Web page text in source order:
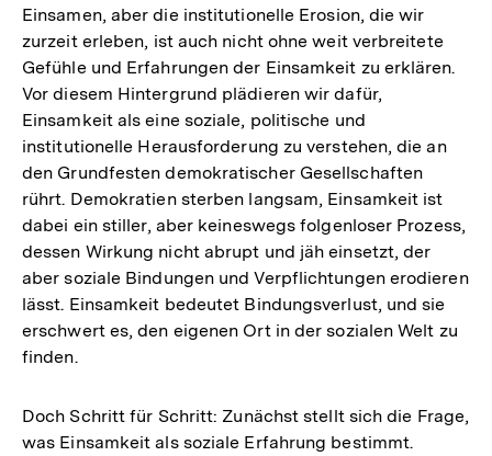
Einsamen, aber die institutionelle Erosion, die wir
zurzeit erleben, ist auch nicht ohne weit verbreitete
Gefühle und Erfahrungen der Einsamkeit zu erklären.
Vor diesem Hintergrund plädieren wir dafür,
Einsamkeit als eine soziale, politische und
institutionelle Herausforderung zu verstehen, die an
den Grundfesten demokratischer Gesellschaften
rührt. Demokratien sterben langsam, Einsamkeit ist
dabei ein stiller, aber keineswegs folgenloser Prozess,
dessen Wirkung nicht abrupt und jäh einsetzt, der
aber soziale Bindungen und Verpflichtungen erodieren
lässt. Einsamkeit bedeutet Bindungsverlust, und sie
erschwert es, den eigenen Ort in der sozialen Welt zu
finden.
Doch Schritt für Schritt: Zunächst stellt sich die Frage,
was Einsamkeit als soziale Erfahrung bestimmt.